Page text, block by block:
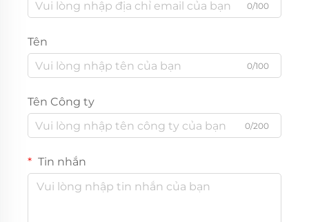
0/100
Tên
0/100
Tên Công ty
0/200
Tin nhắn